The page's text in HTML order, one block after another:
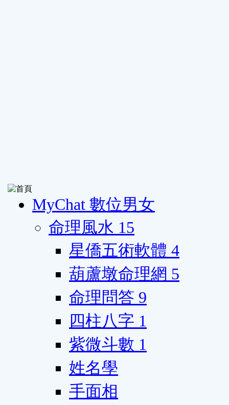
MyChat 數位男女
命理風水 15
星僑五術軟體 4
葫蘆墩命理網 5
命理問答 9
四柱八字 1
紫微斗數 1
姓名學
手面相